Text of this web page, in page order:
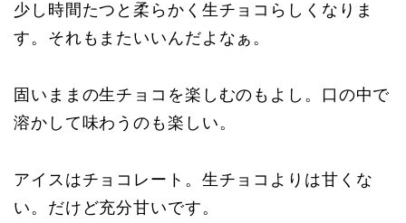
少し時間たつと柔らかく生チョコらしくなりま
す。それもまたいいんだよなぁ。
固いままの生チョコを楽しむのもよし。口の中で
溶かして味わうのも楽しい。
アイスはチョコレート。生チョコよりは甘くな
い。だけど充分甘いです。